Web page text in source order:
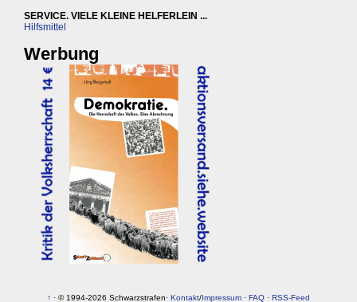
SERVICE. VIELE KLEINE HELFERLEIN ...
Hilfsmittel
Werbung
↑ · © 1994-2026 Schwarzstrafen· Kontakt/Impressum · FAQ · RSS-Feed